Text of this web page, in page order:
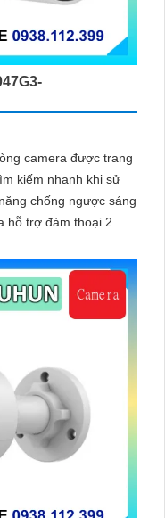
camera được trang
kiếm nhanh khi sử
chống ngược sáng
hỗ trợ đàm thoại 2